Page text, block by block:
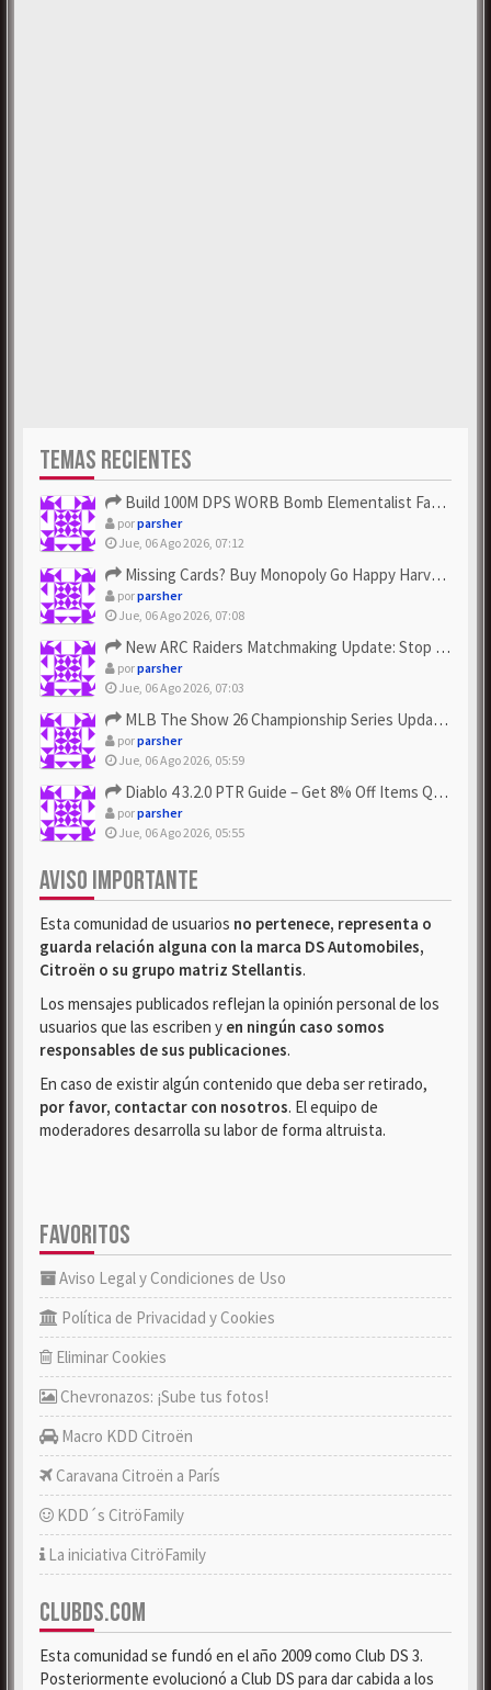
TEMAS RECIENTES
Build 100M DPS WORB Bomb Elementalist Fast - Grab POE Curren...
porparsher
Jue, 06 Ago 2026, 07:12
Missing Cards? Buy Monopoly Go Happy Harvest with Looney Tun...
porparsher
Jue, 06 Ago 2026, 07:08
New ARC Raiders Matchmaking Update: Stop Failed - Grab Bluep...
porparsher
Jue, 06 Ago 2026, 07:03
MLB The Show 26 Championship Series Update! Get Cheap & ...
porparsher
Jue, 06 Ago 2026, 05:59
Diablo 4 3.2.0 PTR Guide – Get 8% Off Items Quickly to Test ...
porparsher
Jue, 06 Ago 2026, 05:55
AVISO IMPORTANTE
Esta comunidad de usuarios no pertenece, representa o
guarda relación alguna con la marca DS Automobiles,
Citroën o su grupo matriz Stellantis.
Los mensajes publicados reflejan la opinión personal de los
usuarios que las escriben y en ningún caso somos
responsables de sus publicaciones.
En caso de existir algún contenido que deba ser retirado,
por favor, contactar con nosotros. El equipo de
moderadores desarrolla su labor de forma altruista.
FAVORITOS
Aviso Legal y Condiciones de Uso
Política de Privacidad y Cookies
Eliminar Cookies
Chevronazos: ¡Sube tus fotos!
Macro KDD Citroën
Caravana Citroën a París
KDD´s CitröFamily
La iniciativa CitröFamily
CLUBDS.COM
Esta comunidad se fundó en el año 2009 como Club DS 3.
Posteriormente evolucionó a Club DS para dar cabida a los